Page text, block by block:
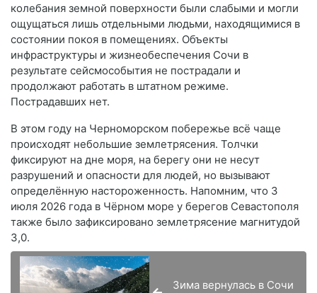
колебания земной поверхности были слабыми и могли
ощущаться лишь отдельными людьми, находящимися в
состоянии покоя в помещениях. Объекты
инфраструктуры и жизнеобеспечения Сочи в
результате сейсмособытия не пострадали и
продолжают работать в штатном режиме.
Пострадавших нет.
В этом году на Черноморском побережье всё чаще
происходят небольшие землетрясения. Толчки
фиксируют на дне моря, на берегу они не несут
разрушений и опасности для людей, но вызывают
определённую настороженность. Напомним, что 3
июля 2026 года в Чёрном море у берегов Севастополя
также было зафиксировано землетрясение магнитудой
3,0.
Зима вернулась в Сочи